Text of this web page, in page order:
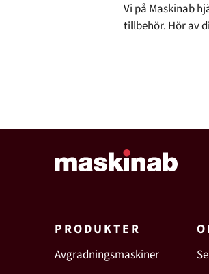
Vi på Maskinab
tillbehör. Hör av
PRODUKTER
Avgradningsmaskiner